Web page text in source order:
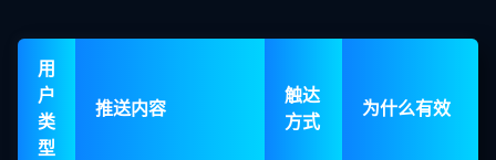
用
户
类
型
推送内容
触达
方式
为什么有效